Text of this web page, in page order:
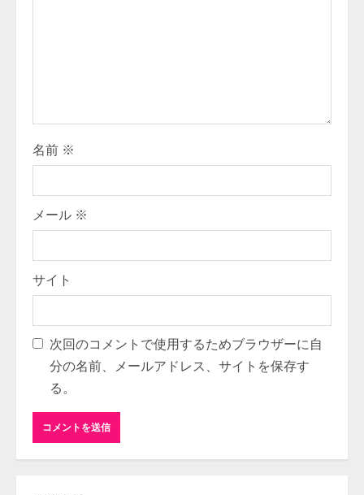
n
g
名前 ※
メール ※
サイト
次回のコメントで使用するためブラウザーに自
分の名前、メールアドレス、サイトを保存す
る。